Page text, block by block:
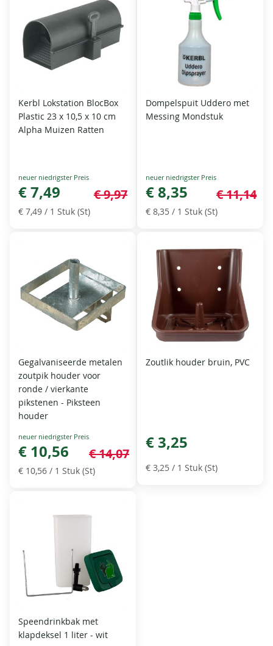
Kerbl Lokstation BlocBox
Plastic 23 x 10,5 x 10 cm
Alpha Muizen Ratten
Special
Price
€ 7,49 € 9,97
€ 7,49 / 1 Stuk (St)
Dompelspuit Uddero met
Messing Mondstuk
Special
Price
€ 8,35 € 11,14
€ 8,35 / 1 Stuk (St)
Gegalvaniseerde metalen
zoutpik houder voor
ronde / vierkante
pikstenen - Piksteen
houder
Special
Price
€ 10,56 € 14,07
€ 10,56 / 1 Stuk (St)
Zoutlik houder bruin, PVC
€ 3,25
€ 3,25 / 1 Stuk (St)
Speendrinkbak met
klapdeksel 1 liter - wit